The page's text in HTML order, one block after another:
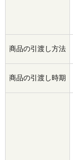
商品の引渡し方法
商品の引渡し時期